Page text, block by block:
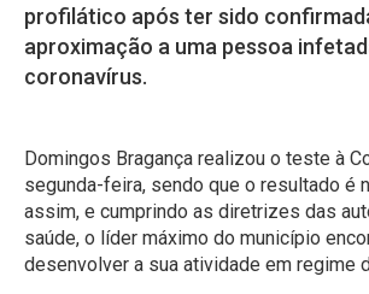
profilático após ter sido
aproximação a uma pessoa
coronavírus.
Domingos Bragança realizou o teste à
segunda-feira, sendo que o resultado é
assim, e cumprindo as diretrizes das
saúde, o líder máximo do município
desenvolver a sua atividade em regime